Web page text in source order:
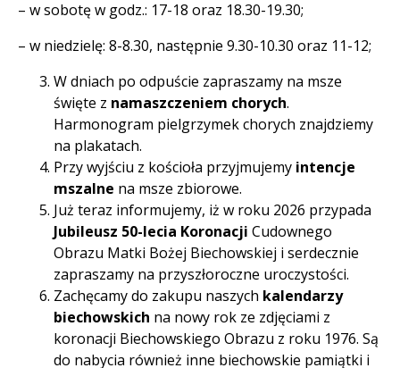
– w sobotę w godz.: 17-18 oraz 18.30-19.30;
– w niedzielę: 8-8.30, następnie 9.30-10.30 oraz 11-12;
W dniach po odpuście zapraszamy na msze
święte z namaszczeniem chorych.
Harmonogram pielgrzymek chorych znajdziemy
na plakatach.
Przy wyjściu z kościoła przyjmujemy intencje
mszalne na msze zbiorowe.
Już teraz informujemy, iż w roku 2026 przypada
Jubileusz 50-lecia Koronacji Cudownego
Obrazu Matki Bożej Biechowskiej i serdecznie
zapraszamy na przyszłoroczne uroczystości.
Zachęcamy do zakupu naszych kalendarzy
biechowskich na nowy rok ze zdjęciami z
koronacji Biechowskiego Obrazu z roku 1976. Są
do nabycia również inne biechowskie pamiątki i